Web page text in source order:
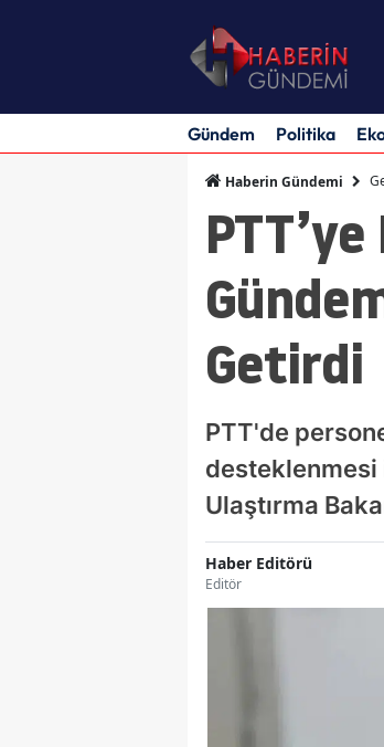
Gündem Politika
Haberin Gündemi
Getirdi
PTT'de
desteklenmesi
Ulaştırma
Haber Editörü
Editör